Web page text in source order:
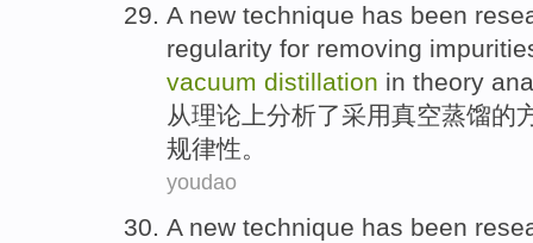
A new technique has been
regularity for removing
vacuum distillation in theory
从理论上分析了采用真空蒸馏的
规律性。
youdao
A new technique has been